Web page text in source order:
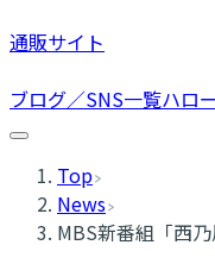
通販サイト
ブログ／SNS一覧ハロ
Top
News
​MBS新番組「西